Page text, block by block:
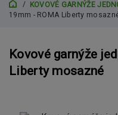
KOVOVÉ GARNÝŽE
19mm - ROMA Liberty
Kovové garnýže
Liberty mosazné